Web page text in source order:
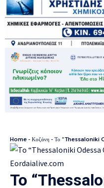
Home - Κοζάνη - Το “Thessaloniki
Το